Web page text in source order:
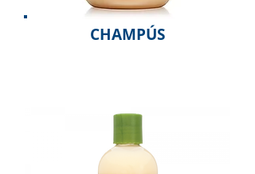
CHAMPÚS